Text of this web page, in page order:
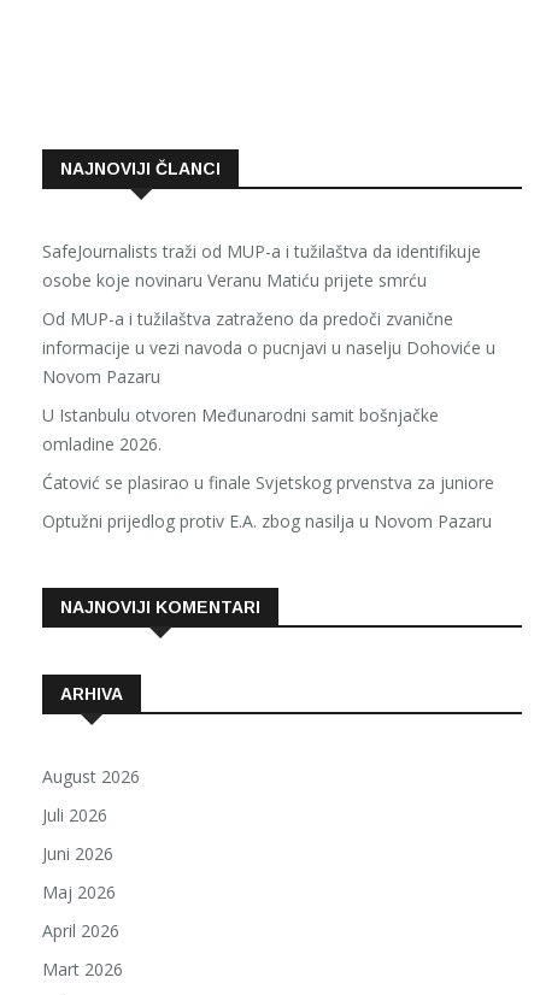
NAJNOVIJI ČLANCI
SafeJournalists traži od MUP-a i tužilaštva da identifikuje
osobe koje novinaru Veranu Matiću prijete smrću
Od MUP-a i tužilaštva zatraženo da predoči zvanične
informacije u vezi navoda o pucnjavi u naselju Dohoviće u
Novom Pazaru
U Istanbulu otvoren Međunarodni samit bošnjačke
omladine 2026.
Ćatović se plasirao u finale Svjetskog prvenstva za juniore
Optužni prijedlog protiv E.A. zbog nasilja u Novom Pazaru
NAJNOVIJI KOMENTARI
ARHIVA
August 2026
Juli 2026
Juni 2026
Maj 2026
April 2026
Mart 2026